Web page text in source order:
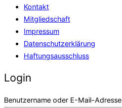
Kontakt
Mitgliedschaft
Impressum
Datenschutzerklärung
Haftungsausschluss
Login
Benutzername oder E-Mail-Adresse